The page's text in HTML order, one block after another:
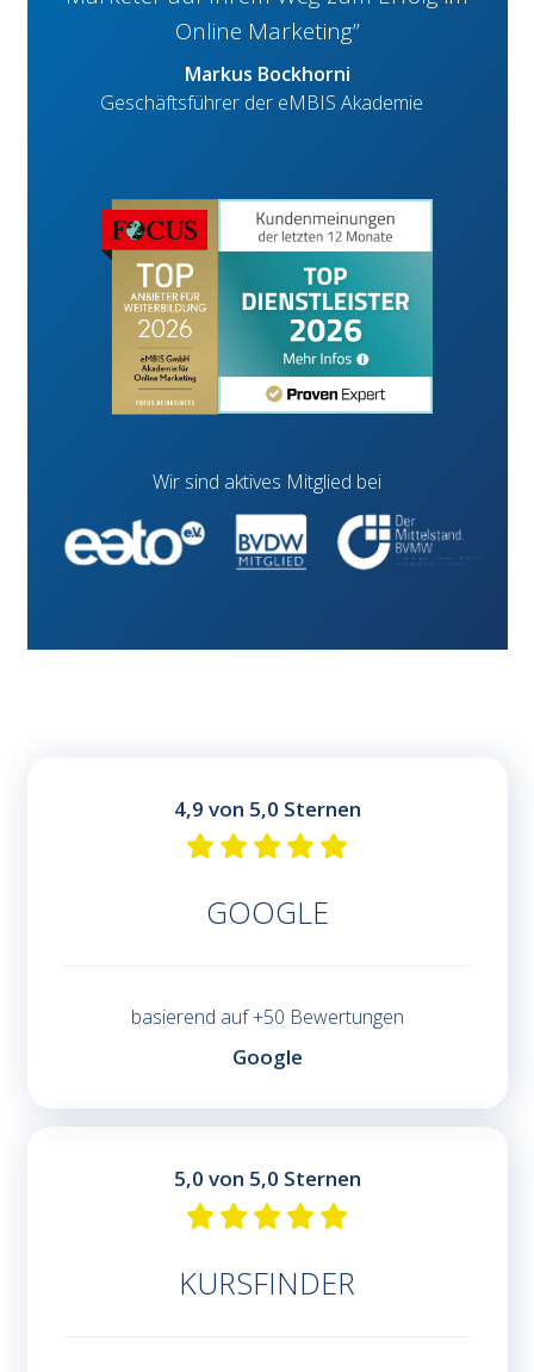
Online Marketing”
Markus Bockhorni
Geschäftsführer der eMBIS Akademie
Wir sind aktives Mitglied bei
4,9 von 5,0 Sternen
GOOGLE
basierend auf +50 Bewertungen
Google
5,0 von 5,0 Sternen
KURSFINDER